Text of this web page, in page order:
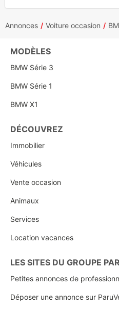
Annonces Voiture occasion
MODÈLES
BMW Série 3
BMW Série 1
BMW X1
DÉCOUVREZ
Immobilier
Véhicules
Vente occasion
Animaux
Services
Location vacances
LES SITES DU GROUPE
Petites annonces de
Déposer une annonce sur